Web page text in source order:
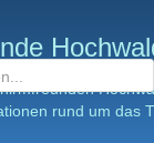
rund um das